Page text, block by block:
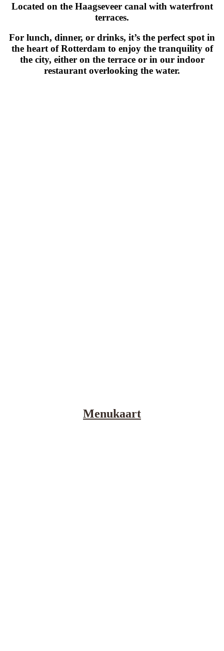
Located on the Haagseveer canal with waterfront
terraces.
For lunch, dinner, or drinks, it’s the perfect spot in
the heart of Rotterdam to enjoy the tranquility of
the city, either on the terrace or in our indoor
restaurant overlooking the water.
Menukaart